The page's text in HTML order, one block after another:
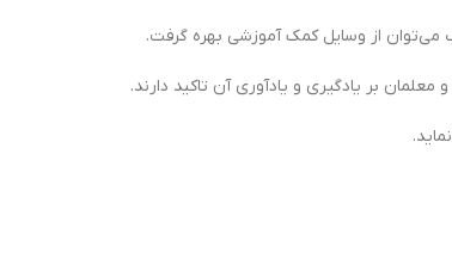
از وسایل کمک آموزشی بهره گرفت.
بر یادگیری و یادآوری آن تاکید دارند.